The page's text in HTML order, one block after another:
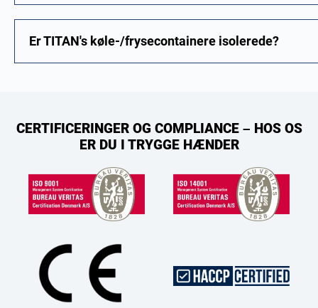
Er TITAN's køle-/frysecontainere isolerede?
CERTIFICERINGER OG COMPLIANCE – HOS OS
ER DU I TRYGGE HÆNDER